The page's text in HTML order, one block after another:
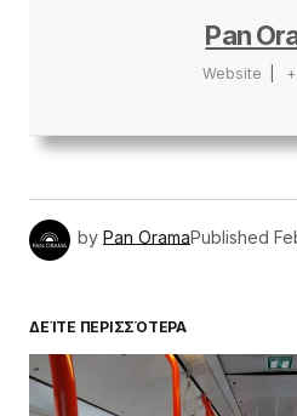
Pan
Website
by Pan OramaPublished
ΔΕΊΤΕ ΠΕΡΙΣΣΌΤΕΡΑ